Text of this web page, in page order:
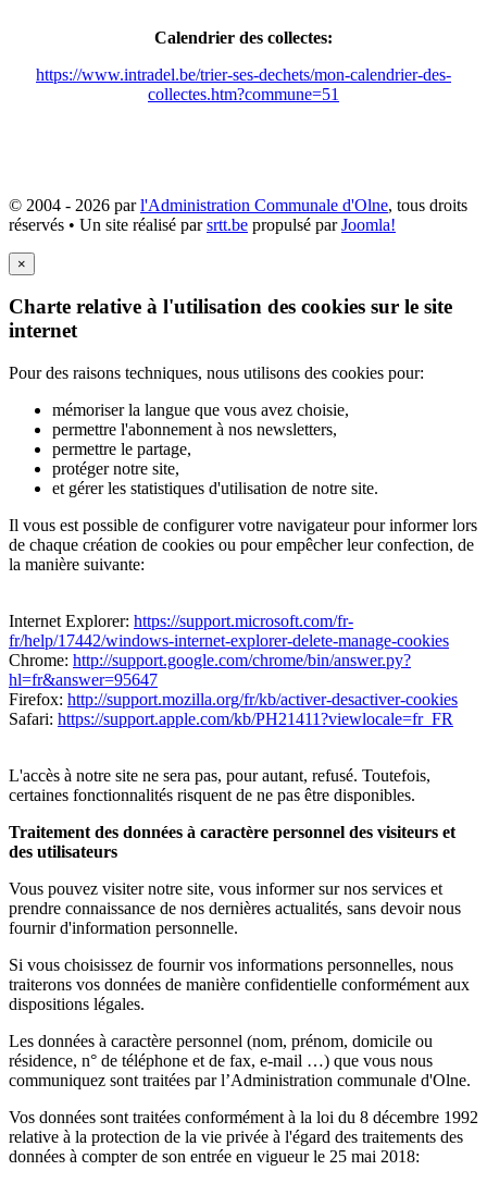
Calendrier des collectes:
https://www.intradel.be/trier-ses-dechets/mon-calendrier-des-
collectes.htm?commune=51
© 2004 - 2026 parl'Administration Communale d'Olne, tous droits
réservés • Un site réalisé parsrtt.be propulsé parJoomla!
×
Charte relative à l'utilisation des cookies sur le site
internet
Pour des raisons techniques, nous utilisons des cookies pour:
mémoriser la langue que vous avez choisie,
permettre l'abonnement à nos newsletters,
permettre le partage,
protéger notre site,
et gérer les statistiques d'utilisation de notre site.
Il vous est possible de configurer votre navigateur pour informer lors
de chaque création de cookies ou pour empêcher leur confection, de
la manière suivante:
Internet Explorer: https://support.microsoft.com/fr-
fr/help/17442/windows-internet-explorer-delete-manage-cookies
Chrome: http://support.google.com/chrome/bin/answer.py?
hl=fr&answer=95647
Firefox: http://support.mozilla.org/fr/kb/activer-desactiver-cookies
Safari: https://support.apple.com/kb/PH21411?viewlocale=fr_FR
L'accès à notre site ne sera pas, pour autant, refusé. Toutefois,
certaines fonctionnalités risquent de ne pas être disponibles.
Traitement des données à caractère personnel des visiteurs et
des utilisateurs
Vous pouvez visiter notre site, vous informer sur nos services et
prendre connaissance de nos dernières actualités, sans devoir nous
fournir d'information personnelle.
Si vous choisissez de fournir vos informations personnelles, nous
traiterons vos données de manière confidentielle conformément aux
dispositions légales.
Les données à caractère personnel (nom, prénom, domicile ou
résidence, n° de téléphone et de fax, e-mail …) que vous nous
communiquez sont traitées par l’Administration communale d'Olne.
Vos données sont traitées conformément à la loi du 8 décembre 1992
relative à la protection de la vie privée à l'égard des traitements des
données à compter de son entrée en vigueur le 25 mai 2018: